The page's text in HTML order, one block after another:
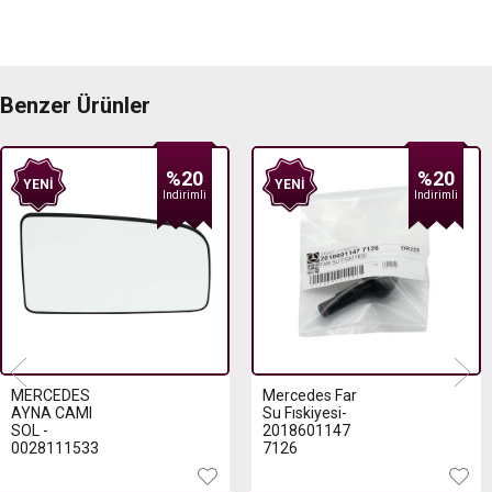
Benzer Ürünler
%20
Indirimli
Mercedes Far
Su Fıskiyesi-
7126
Mercedes Sis
Farı Sağ-440-
2005R-UQ